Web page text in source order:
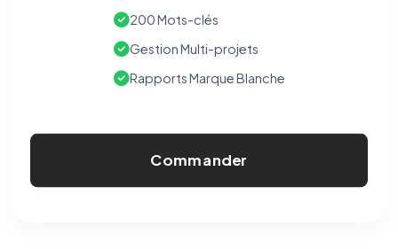
200 Mots-clés
Gestion Multi-projets
Rapports Marque Blanche
Commander